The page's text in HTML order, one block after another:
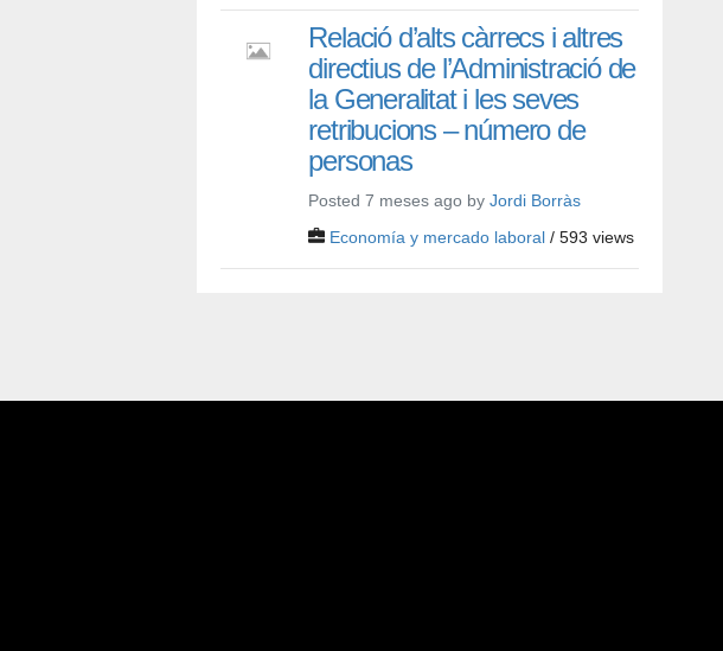
Relació d’alts càrrecs i altres
directius de l’Administració de
la Generalitat i les seves
retribucions – número de
personas
Posted 7 meses ago byJordi Borràs
Economía y mercado laboral / 593 views